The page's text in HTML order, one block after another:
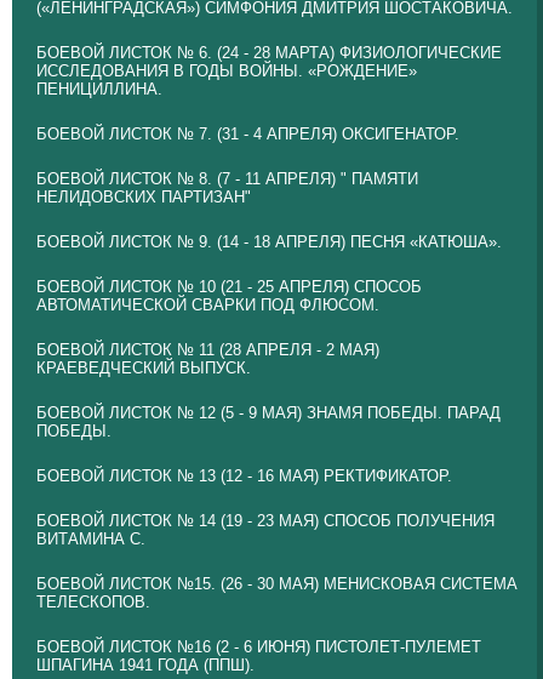
(«ЛЕНИНГРАДСКАЯ») СИМФОНИЯ ДМИТРИЯ ШОСТАКОВИЧА.
БОЕВОЙ ЛИСТОК № 6. (24 - 28 МАРТА) ФИЗИОЛОГИЧЕСКИЕ
ИССЛЕДОВАНИЯ В ГОДЫ ВОЙНЫ. «РОЖДЕНИЕ»
ПЕНИЦИЛЛИНА.
БОЕВОЙ ЛИСТОК № 7. (31 - 4 АПРЕЛЯ) ОКСИГЕНАТОР.
БОЕВОЙ ЛИСТОК № 8. (7 - 11 АПРЕЛЯ) " ПАМЯТИ
НЕЛИДОВСКИХ ПАРТИЗАН"
БОЕВОЙ ЛИСТОК № 9. (14 - 18 АПРЕЛЯ) ПЕСНЯ «КАТЮША».
БОЕВОЙ ЛИСТОК № 10 (21 - 25 АПРЕЛЯ) СПОСОБ
АВТОМАТИЧЕСКОЙ СВАРКИ ПОД ФЛЮСОМ.
БОЕВОЙ ЛИСТОК № 11 (28 АПРЕЛЯ - 2 МАЯ)
КРАЕВЕДЧЕСКИЙ ВЫПУСК.
БОЕВОЙ ЛИСТОК № 12 (5 - 9 МАЯ) ЗНАМЯ ПОБЕДЫ. ПАРАД
ПОБЕДЫ.
БОЕВОЙ ЛИСТОК № 13 (12 - 16 МАЯ) РЕКТИФИКАТОР.
БОЕВОЙ ЛИСТОК № 14 (19 - 23 МАЯ) СПОСОБ ПОЛУЧЕНИЯ
ВИТАМИНА С.
БОЕВОЙ ЛИСТОК №15. (26 - 30 МАЯ) МЕНИСКОВАЯ СИСТЕМА
ТЕЛЕСКОПОВ.
БОЕВОЙ ЛИСТОК №16 (2 - 6 ИЮНЯ) ПИСТОЛЕТ-ПУЛЕМЕТ
ШПАГИНА 1941 ГОДА (ППШ).